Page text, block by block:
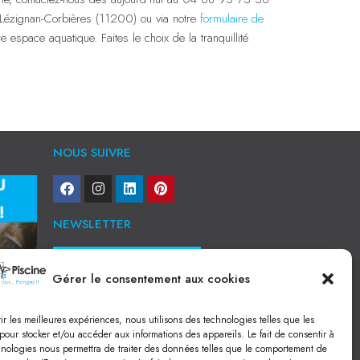
Gérer le consentement aux cookies
les meilleures expériences, nous utilisons des technologies telles que les
stocker et/ou accéder aux informations des appareils. Le fait de consentir à
nous permettra de traiter des données telles que le comportement de
Corbières (11200) ou via notre formulaire de
aquatique. Faites le choix de la tranquillité
NOUS SUIVRE
NEWSLETTER
Construction de piscine béton à Narbonne
Piscine coque à Narbonne
Acheter SPA à Narbonne